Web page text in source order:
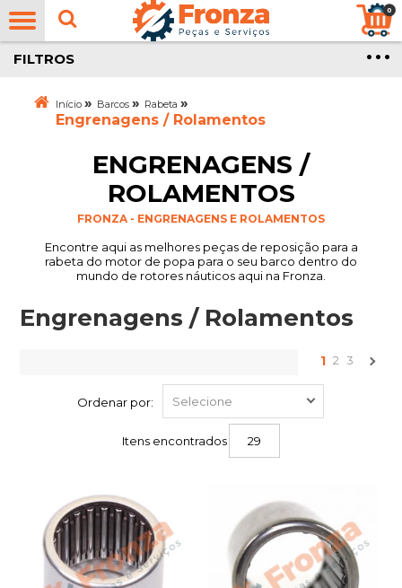
0
Início » Barcos » Rabeta »
Engrenagens / Rolamentos
FILTROS
ENGRENAGENS /
ROLAMENTOS
FRONZA - ENGRENAGENS E ROLAMENTOS
Encontre aqui as melhores peças de reposição para a
rabeta do motor de popa para o seu barco dentro do
mundo de rotores náuticos aqui na Fronza.
Engrenagens / Rolamentos
1 2 3
Ordenar por:
Itens encontrados 29